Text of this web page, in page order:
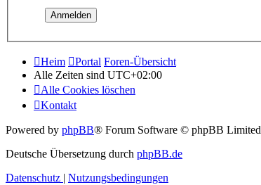
Heim Portal Foren-Übersicht
Alle Zeiten sind UTC+02:00
Alle Cookies löschen
Kontakt
Powered by phpBB® Forum Software © phpBB Limited
Deutsche Übersetzung durch phpBB.de
Datenschutz | Nutzungsbedingungen